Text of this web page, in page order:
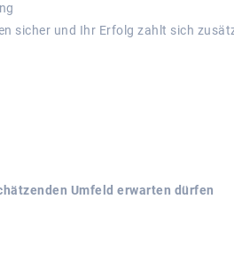
sicher und Ihr Erfolg zahlt sich
Umfeld erwarten dürfen